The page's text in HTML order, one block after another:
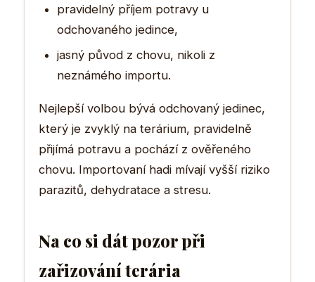
pravidelný příjem potravy u
odchovaného jedince,
jasný původ z chovu, nikoli z
neznámého importu.
Nejlepší volbou bývá odchovaný jedinec,
který je zvyklý na terárium, pravidelně
přijímá potravu a pochází z ověřeného
chovu. Importovaní hadi mívají vyšší riziko
parazitů, dehydratace a stresu.
Na co si dát pozor při
zařizování terária